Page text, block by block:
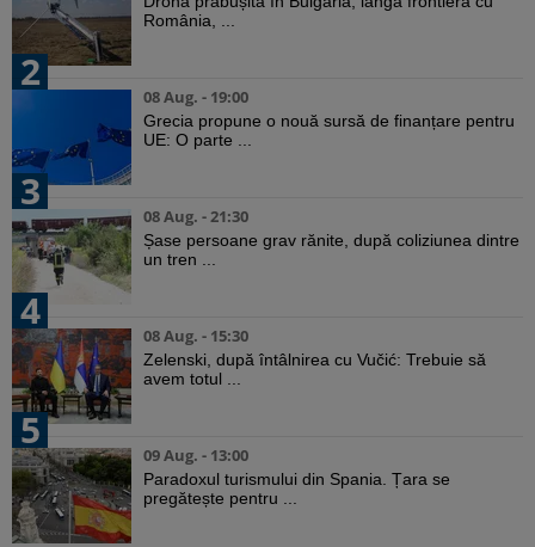
România, ...
2
08 Aug. - 19:00
Grecia propune o nouă sursă de finanțare pentru
UE: O parte ...
3
08 Aug. - 21:30
Șase persoane grav rănite, după coliziunea dintre
un tren ...
4
08 Aug. - 15:30
Zelenski, după întâlnirea cu Vučić: Trebuie să
avem totul ...
5
09 Aug. - 13:00
Paradoxul turismului din Spania. Țara se
pregătește pentru ...